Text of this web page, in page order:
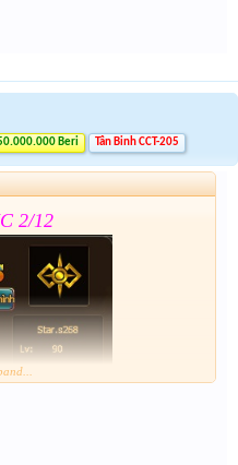
form nhé
Beri Tân Binh CCT-205
2/12